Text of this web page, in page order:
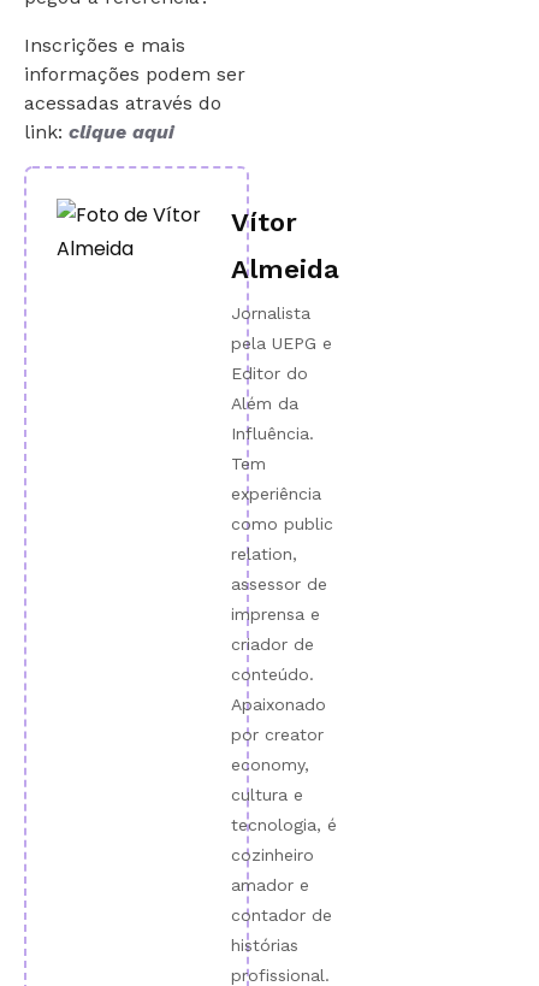
Inscrições e mais
informações podem ser
acessadas através do
link: clique aqui
Vítor
Almeida
Jornalista
pela UEPG e
Editor do
Além da
Influência.
Tem
experiência
como public
relation,
assessor de
imprensa e
criador de
conteúdo.
Apaixonado
por creator
economy,
cultura e
tecnologia, é
cozinheiro
amador e
contador de
histórias
profissional.